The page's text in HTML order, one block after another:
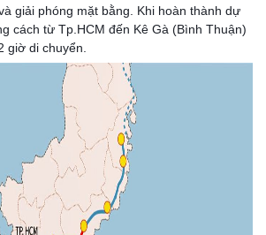
giải phóng mặt bằng. Khi hoàn thành dự
cách từ Tp.HCM đến Kê Gà (Bình Thuận)
giờ di chuyển.